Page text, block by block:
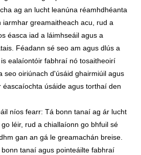
ag an lucht leanúna réamhdhéanta
iarmhar greamaitheach acu, rud a
éasca iad a láimhseáil agus a
Féadann sé seo am agus dlús a
ealaíontóir fabhraí nó tosaitheoirí
seo oiriúnach d'úsáid ghairmiúil agus
éascaíochta úsáide agus torthaí den
níos fearr: Tá bonn tanaí ag ár lucht
léir, rud a chiallaíonn go bhfuil sé
gan an gá le greamachán breise.
tanaí agus pointeáilte fabhraí